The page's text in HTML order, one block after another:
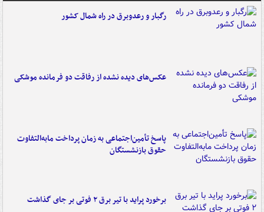
رگبار و رعدوبرق در راه شمال کشور
عکس‌های دیده نشده از رفاقت دو فرمانده‌ موشکی
پاسخ تأمین‌اجتماعی به زمان پرداخت مابه‌التفاوت
حقوق بازنشستگان
برخورد پراید با تیر برق ۲ فوتی بر جای گذاشت